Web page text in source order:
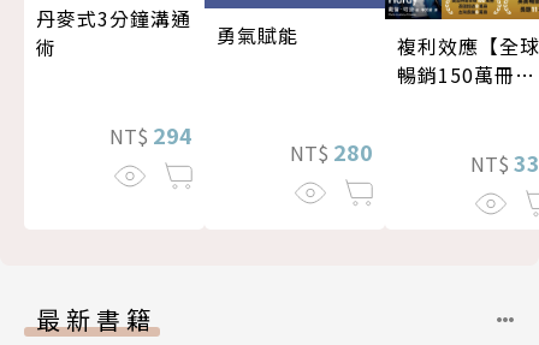
丹麥式3分鐘溝通
術
NT$ 294
勇氣賦能
NT$ 280
複利效應【全球
暢銷150萬冊・
NT$
最新書籍